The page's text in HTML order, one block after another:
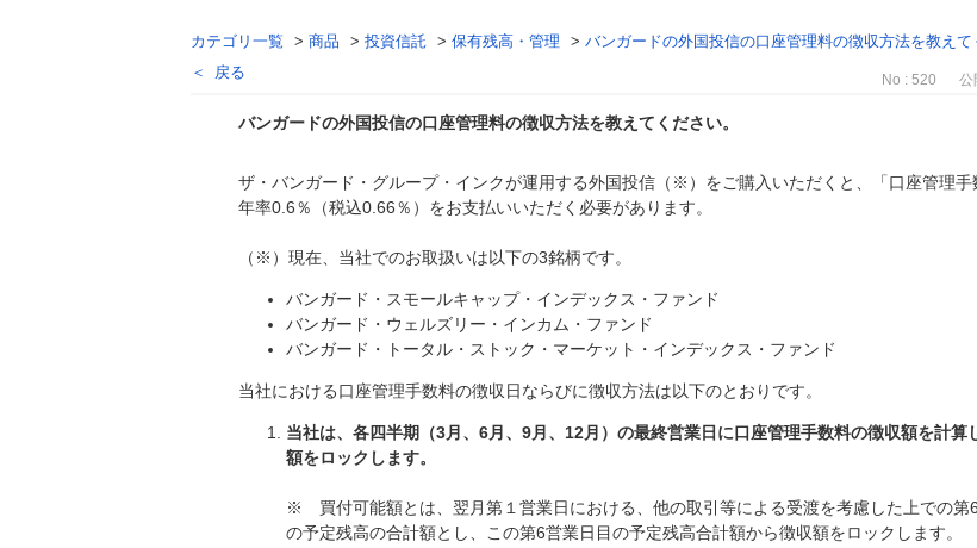
カテゴリ一覧 > 商品 > 投資信託 > 保有残高・管理 > バンガードの外国投信の口座管理料の徴収方法を教えて
戻る
No : 520 公
バンガードの外国投信の口座管理料の徴収方法を教えてください。
回答
ザ・バンガード・グループ・インクが運用する外国投信（※）をご購入いただくと、「口座管理
年率0.6％（税込0.66％）をお支払いいただく必要があります。
（※）現在、当社でのお取扱いは以下の3銘柄です。
バンガード・スモールキャップ・インデックス・ファンド
バンガード・ウェルズリー・インカム・ファンド
バンガード・トータル・ストック・マーケット・インデックス・ファンド
当社における口座管理手数料の徴収日ならびに徴収方法は以下のとおりです。
当社は、各四半期（3月、6月、9月、12月）の最終営業日に口座管理手数料の徴収額を計
額をロックします。
※ 買付可能額とは、翌月第１営業日における、他の取引等による受渡を考慮した上での
の予定残高の合計額とし、この第6営業日目の予定残高合計額から徴収額をロックします。